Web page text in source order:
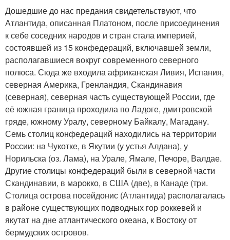
Дошедшие до нас предания свидетельствуют, что
Атлантида, описанная Платоном, после присоединения
к себе соседних народов и стран стала империей,
состоявшей из 15 конфедераций, включавшей земли,
располагавшиеся вокруг современного северного
полюса. Сюда же входила африканская Ливия, Испания,
северная Америка, Гренландия, Скандинавия
(северная), северная часть существующей России, где
её южная граница проходила по Ладоге, дмитровской
гряде, южному Уралу, северному Байкалу, Магадану.
Семь столиц конфедераций находились на территории
России: на Чукотке, в Якутии (у устья Алдана), у
Норильска (оз. Лама), на Урале, Ямале, Печоре, Валдае.
Другие столицы конфедераций были в северной части
Скандинавии, в марокко, в США (две), в Канаде (три.
Столица острова посейдонис (Атлантида) располагалась
в районе существующих подводных гор роккевей и
якутат на дне атлантического океана, к Востоку от
бермудских островов.